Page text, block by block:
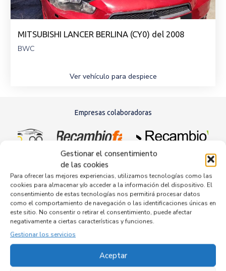
Gestionar el consentimiento
de las cookies
Para ofrecer las mejores experiencias, utilizamos tecnologías como las
cookies para almacenar y/o acceder a la información del dispositivo. El
consentimiento de estas tecnologías nos permitirá procesar datos
como el comportamiento de navegación o las identificaciones únicas en
este sitio. No consentir o retirar el consentimiento, puede afectar
negativamente a ciertas características y funciones.
Gestionar los servicios
Aceptar
MITSUBISHI LANCER BERLINA (CY0) del 2008
BWC
Ver vehículo para despiece
Empresas colaboradoras
Cam. Medioambiental, 19, 29010 Málaga
tel:+34952397859